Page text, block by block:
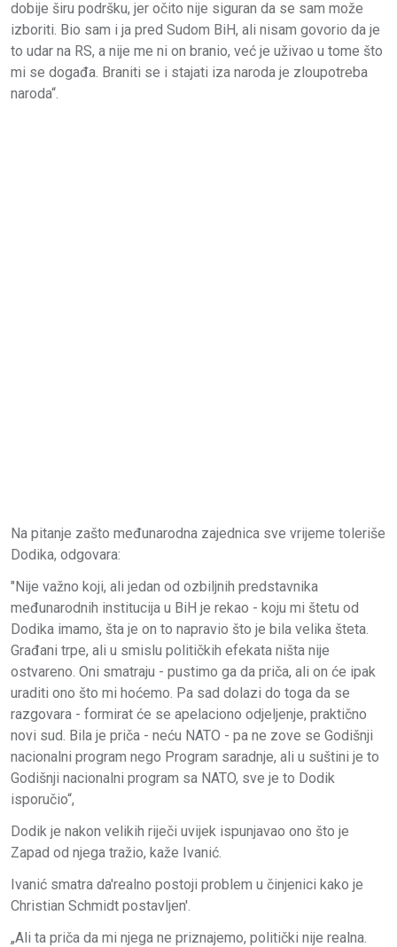
dobije širu podršku, jer očito nije siguran da se sam može
izboriti. Bio sam i ja pred Sudom BiH, ali nisam govorio da je
to udar na RS, a nije me ni on branio, već je uživao u tome što
mi se događa. Braniti se i stajati iza naroda je zloupotreba
naroda“.
Na pitanje zašto međunarodna zajednica sve vrijeme toleriše
Dodika, odgovara:
"Nije važno koji, ali jedan od ozbiljnih predstavnika
međunarodnih institucija u BiH je rekao - koju mi štetu od
Dodika imamo, šta je on to napravio što je bila velika šteta.
Građani trpe, ali u smislu političkih efekata ništa nije
ostvareno. Oni smatraju - pustimo ga da priča, ali on će ipak
uraditi ono što mi hoćemo. Pa sad dolazi do toga da se
razgovara - formirat će se apelaciono odjeljenje, praktično
novi sud. Bila je priča - neću NATO - pa ne zove se Godišnji
nacionalni program nego Program saradnje, ali u suštini je to
Godišnji nacionalni program sa NATO, sve je to Dodik
isporučio“,
Dodik je nakon velikih riječi uvijek ispunjavao ono što je
Zapad od njega tražio, kaže Ivanić.
Ivanić smatra da'realno postoji problem u činjenici kako je
Christian Schmidt postavljen'.
„Ali ta priča da mi njega ne priznajemo, politički nije realna.